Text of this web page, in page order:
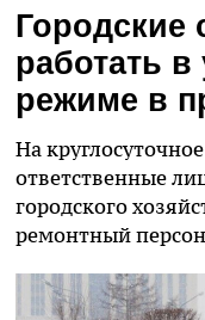
Городские
работать
режиме в
На
ответственные
городского
ремонтный